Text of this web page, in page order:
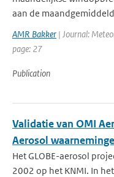
aan de
AMR Bakker | Journal:
page: 27
Publication
Validatie van OMI
Aerosol
Het GLOBE-aerosol
2002 op het KNMI. In